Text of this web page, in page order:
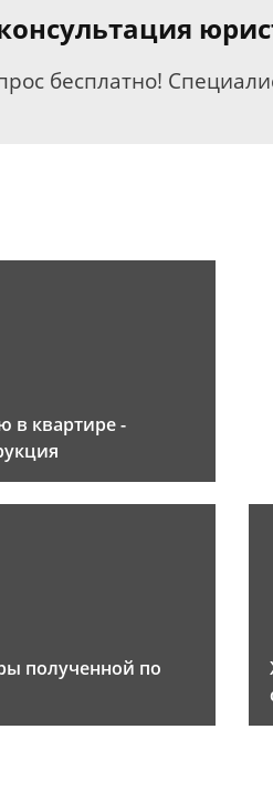
бесплатно!
в квартире -
полученной по